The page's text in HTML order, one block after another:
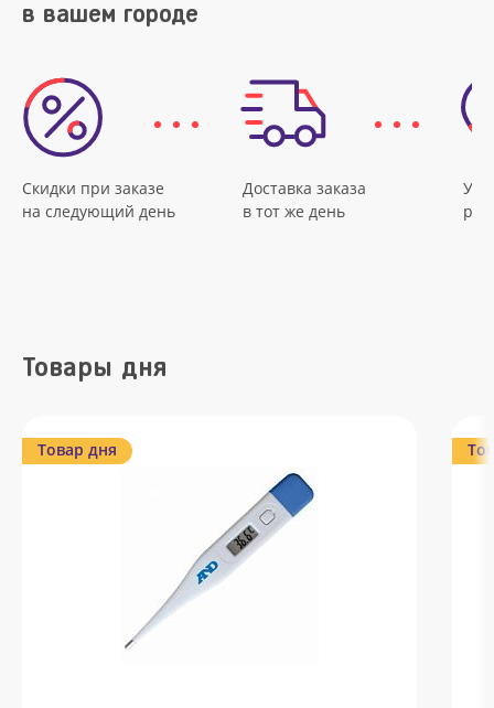
в вашем городе
Скидки при заказе
на следующий день
Доставка заказа
в тот же день
Товары дня
Товар дня